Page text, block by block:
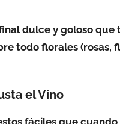
dulce y goloso que
todo florales (rosas,
el Vino
fáciles que